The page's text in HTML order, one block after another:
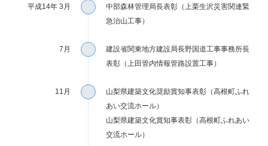
平成14年 3月
中部森林管理局長表彰（上栗生沢災害関連緊
急治山工事）
7月
建設省関東地方建設局長野国道工事事務所長
表彰（上田管内情報管路設置工事）
11月
山梨県建築文化奨励賞知事表彰（高根町ふれ
あい交流ホール）
山梨県建築文化賞知事表彰（高根町ふれあい
交流ホール）